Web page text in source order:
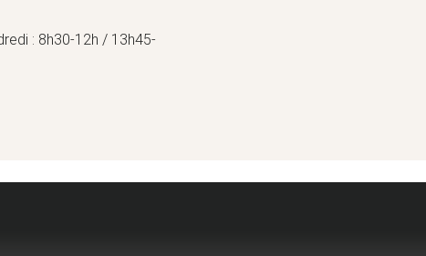
: 8h30-12h / 13h45-